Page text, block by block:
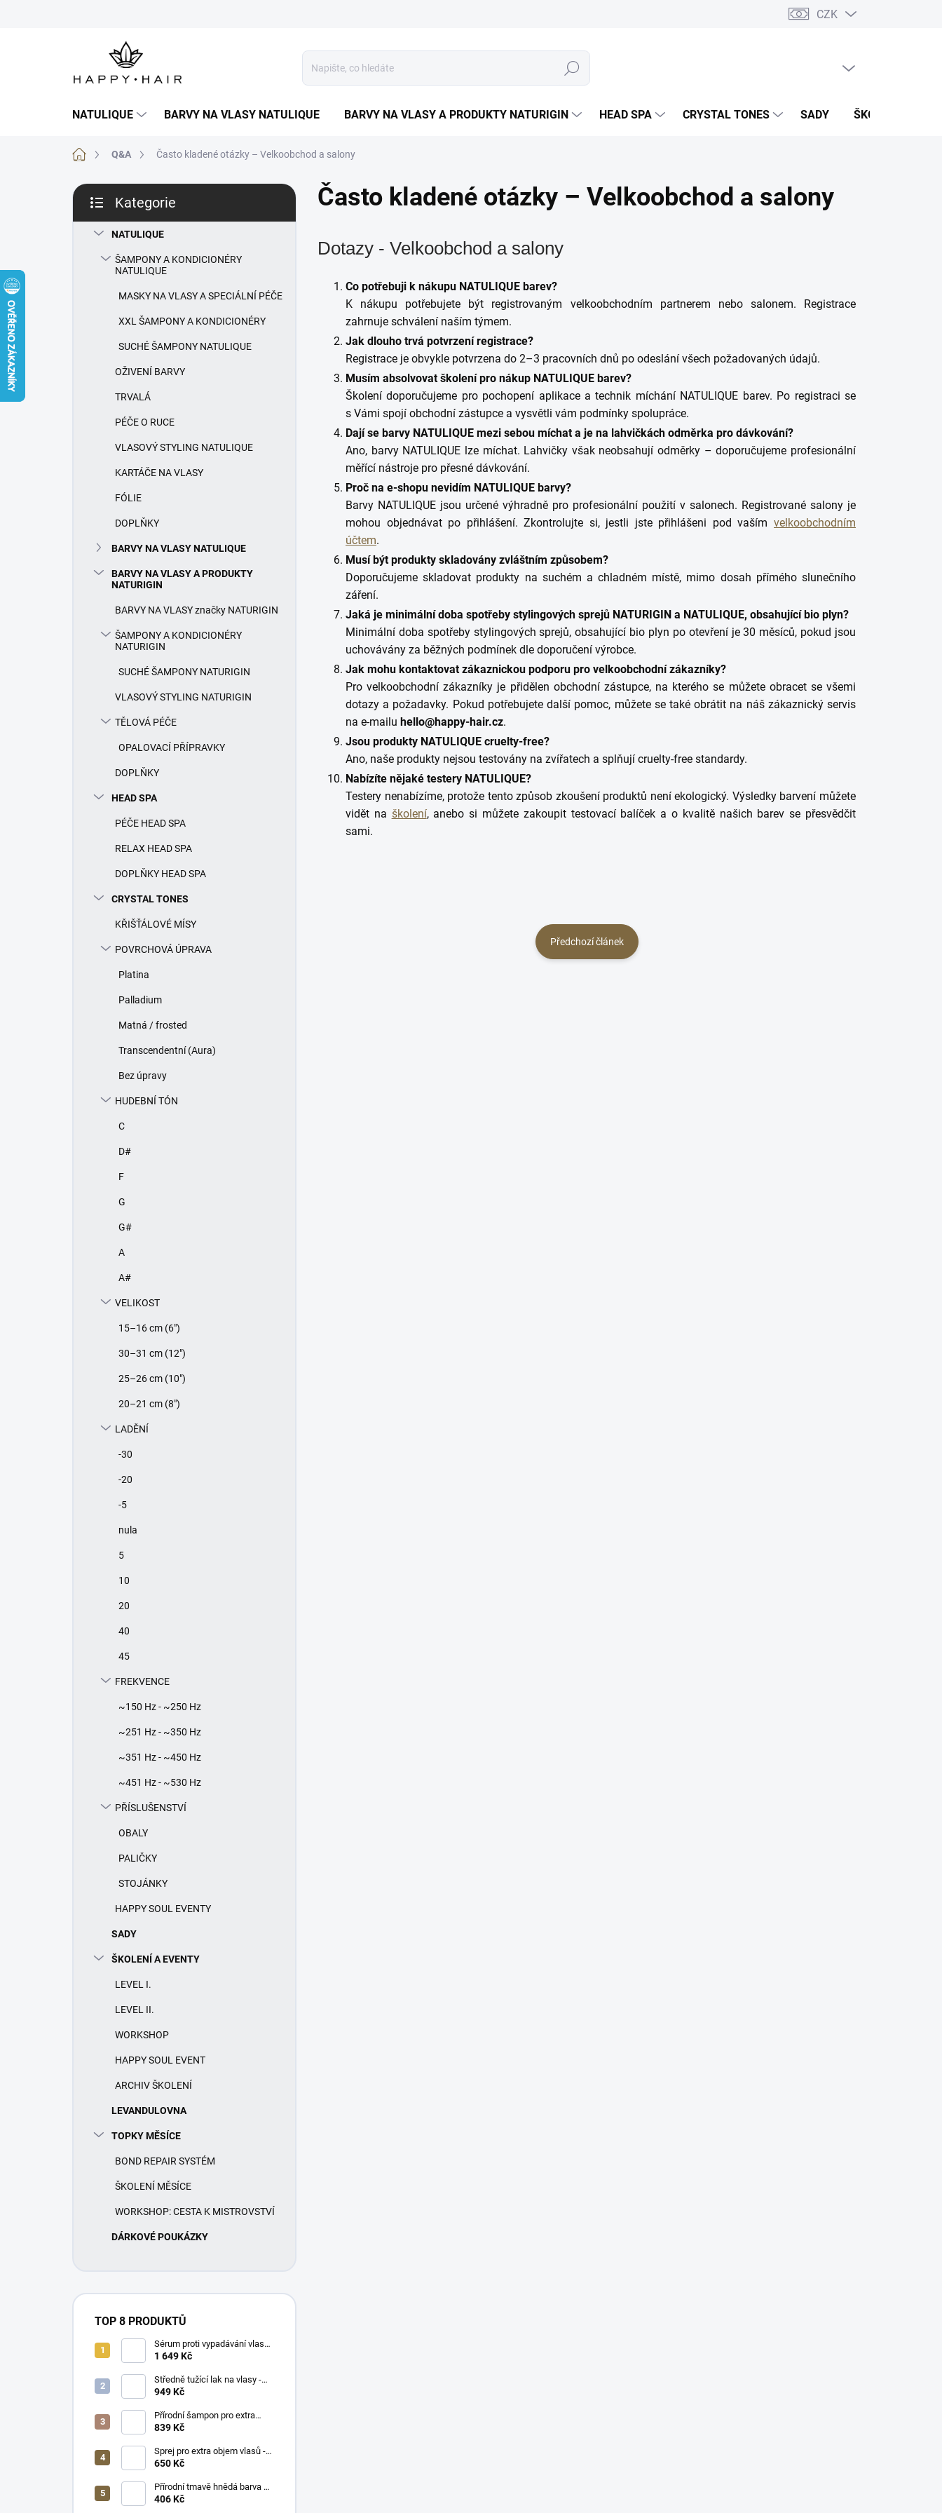
CZK
Hledat
NATULIQUE BARVY NA VLASY NATULIQUE BARVY NA VLASY A PRODUKTY NATURIGIN HEAD SPA CRYSTAL TONES SADY ŠKOLENÍ A
Domů Q&A Často kladené otázky – Velkoobchod a salony
P
s
kategorie
Kategorie
NATULIQUE
ŠAMPONY A KONDICIONÉRY
NATULIQUE
MASKY NA VLASY A SPECIÁLNÍ PÉČE
XXL ŠAMPONY A KONDICIONÉRY
SUCHÉ ŠAMPONY NATULIQUE
OŽIVENÍ BARVY
TRVALÁ
PÉČE O RUCE
VLASOVÝ STYLING NATULIQUE
KARTÁČE NA VLASY
FÓLIE
DOPLŇKY
BARVY NA VLASY NATULIQUE
BARVY NA VLASY A PRODUKTY
NATURIGIN
BARVY NA VLASY značky NATURIGIN
ŠAMPONY A KONDICIONÉRY
NATURIGIN
SUCHÉ ŠAMPONY NATURIGIN
VLASOVÝ STYLING NATURIGIN
TĚLOVÁ PÉČE
OPALOVACÍ PŘÍPRAVKY
DOPLŇKY
HEAD SPA
PÉČE HEAD SPA
RELAX HEAD SPA
DOPLŇKY HEAD SPA
CRYSTAL TONES
KŘIŠŤÁLOVÉ MÍSY
POVRCHOVÁ ÚPRAVA
Platina
Palladium
Matná / frosted
Transcendentní (Aura)
Bez úpravy
HUDEBNÍ TÓN
C
D#
F
G
G#
A
A#
VELIKOST
15–16 cm (6")
30–31 cm (12")
25–26 cm (10")
20–21 cm (8")
LADĚNÍ
-30
-20
-5
nula
5
10
20
40
45
FREKVENCE
~150 Hz - ~250 Hz
~251 Hz - ~350 Hz
~351 Hz - ~450 Hz
~451 Hz - ~530 Hz
PŘÍSLUŠENSTVÍ
OBALY
PALIČKY
STOJÁNKY
HAPPY SOUL EVENTY
SADY
ŠKOLENÍ A EVENTY
LEVEL I.
LEVEL II.
WORKSHOP
HAPPY SOUL EVENT
ARCHIV ŠKOLENÍ
LEVANDULOVNA
TOPKY MĚSÍCE
BOND REPAIR SYSTÉM
ŠKOLENÍ MĚSÍCE
WORKSHOP: CESTA K MISTROVSTVÍ
DÁRKOVÉ POUKÁZKY
TOP 8 PRODUKTŮ
Sérum proti vypadávání vlasů -
NATULIQUE Anti-Hair Loss
1 649 Kč
Středně tužící lak na vlasy -
NATULIQUE Medium Hold Hair
949 Kč
Přírodní šampon pro extra
objem - NATULIQUE Volume
839 Kč
Sprej pro extra objem vlasů -
NATURIGIN Thickness
650 Kč
Přírodní tmavě hnědá barva na
vlasy - NATURIGIN Dark
406 Kč
Často kladené otázky – Velkoobchod a salony
Dotazy - Velkoobchod a salony
Co potřebuji k nákupu NATULIQUE barev?
K nákupu potřebujete být registrovaným velkoobchodním partnerem nebo salonem. Registrace
zahrnuje schválení naším týmem.
Jak dlouho trvá potvrzení registrace?
Registrace je obvykle potvrzena do 2–3 pracovních dnů po odeslání všech požadovaných údajů.
Musím absolvovat školení pro nákup NATULIQUE barev?
Školení doporučujeme pro pochopení aplikace a technik míchání NATULIQUE barev. Po registraci se
s Vámi spojí obchodní zástupce a vysvětli vám podmínky spolupráce.
Dají se barvy NATULIQUE mezi sebou míchat a je na lahvičkách odměrka pro dávkování?
Ano, barvy NATULIQUE lze míchat. Lahvičky však neobsahují odměrky – doporučujeme profesionální
měřící nástroje pro přesné dávkování.
Proč na e-shopu nevidím NATULIQUE barvy?
Barvy NATULIQUE jsou určené výhradně pro profesionální použití v salonech. Registrované salony je
mohou objednávat po přihlášení. Zkontrolujte si, jestli jste přihlášeni pod vaším velkoobchodním
účtem.
Musí být produkty skladovány zvláštním způsobem?
Doporučujeme skladovat produkty na suchém a chladném místě, mimo dosah přímého slunečního
záření.
Jaká je minimální doba spotřeby stylingových sprejů NATURIGIN a NATULIQUE, obsahující bio plyn?
Minimální doba spotřeby stylingových sprejů, obsahující bio plyn po otevření je 30 měsíců, pokud jsou
uchovávány za běžných podmínek dle doporučení výrobce.
Jak mohu kontaktovat zákaznickou podporu pro velkoobchodní zákazníky?
Pro velkoobchodní zákazníky je přidělen obchodní zástupce, na kterého se můžete obracet se všemi
dotazy a požadavky. Pokud potřebujete další pomoc, můžete se také obrátit na náš zákaznický servis
na e-mailu hello@happy-hair.cz.
Jsou produkty NATULIQUE cruelty-free?
Ano, naše produkty nejsou testovány na zvířatech a splňují cruelty-free standardy.
Nabízíte nějaké testery NATULIQUE?
Testery nenabízíme, protože tento způsob zkoušení produktů není ekologický. Výsledky barvení můžete
vidět na školení, anebo si můžete zakoupit testovací balíček a o kvalitě našich barev se přesvědčit
sami.
Předchozí článek